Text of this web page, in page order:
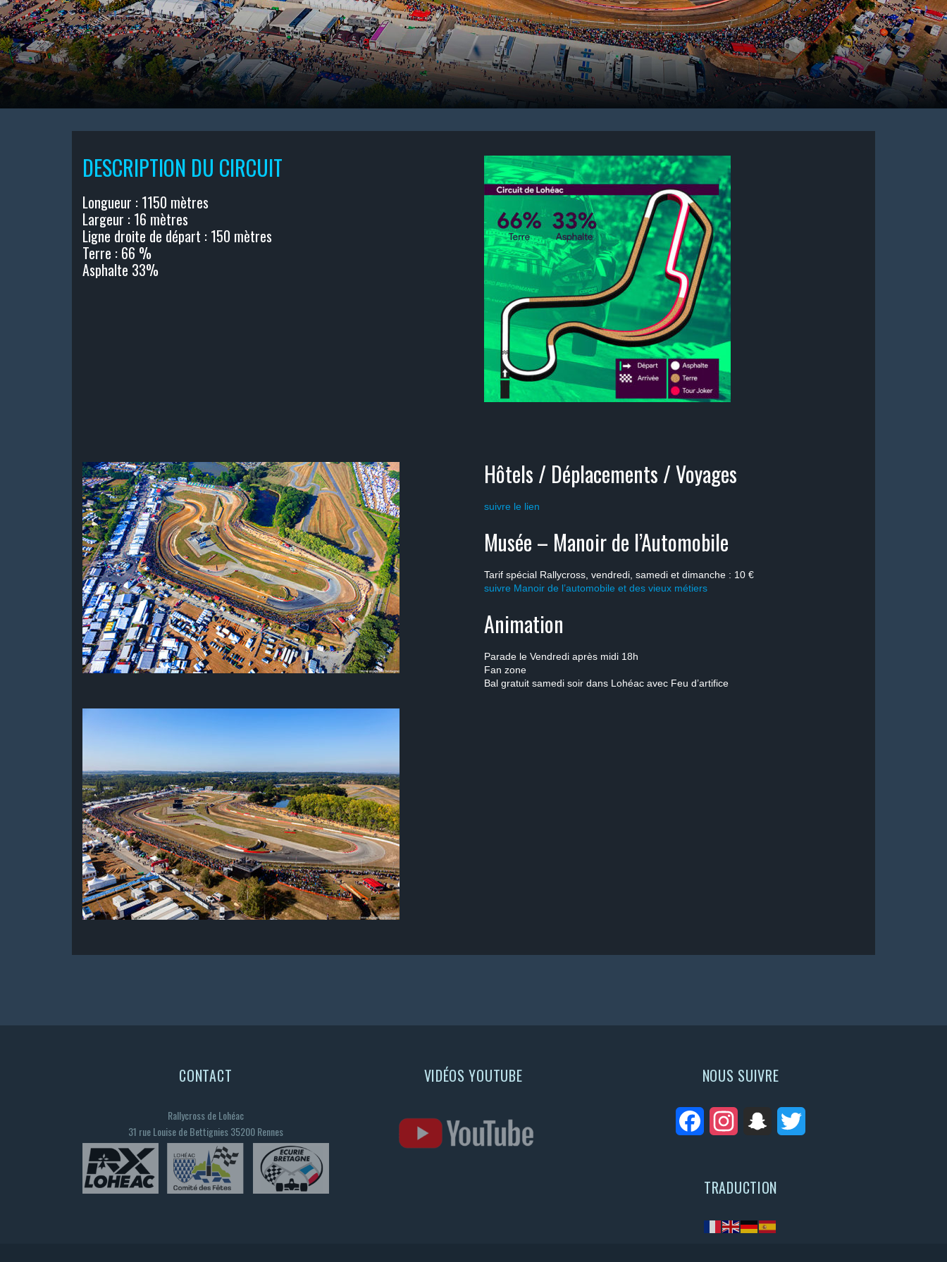
DESCRIPTION DU CIRCUIT
Longueur : 1150 mètres
Largeur : 16 mètres
Ligne droite de départ : 150 mètres
Terre : 66 %
Asphalte 33%
Hôtels / Déplacements / Voyages
suivre le lien
Musée – Manoir de l’Automobile
Tarif spécial Rallycross, vendredi, samedi et dimanche : 10 €
suivre Manoir de l’automobile et des vieux métiers
Animation
Parade le Vendredi après midi 18h
Fan zone
Bal gratuit samedi soir dans Lohéac avec Feu d’artifice
CONTACT
Rallycross de Lohéac
31 rue Louise de Bettignies 35200 Rennes
VIDÉOS YOUTUBE NOUS SUIVRE
FacebookInstagramSnapchat
TRADUCTION